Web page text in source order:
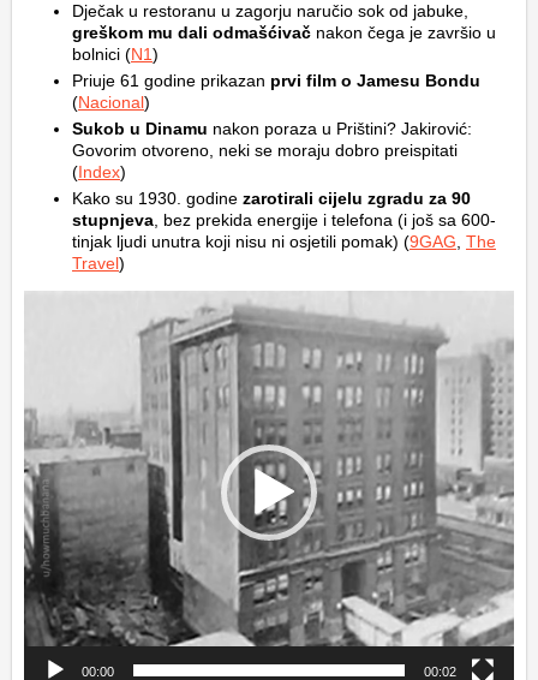
Dječak u restoranu u zagorju naručio sok od jabuke,
greškom mu dali odmašćivač nakon čega je završio u
bolnici (N1)
Priuje 61 godine prikazan prvi film o Jamesu Bondu
(Nacional)
Sukob u Dinamu nakon poraza u Prištini? Jakirović:
Govorim otvoreno, neki se moraju dobro preispitati
(Index)
Kako su 1930. godine zarotirali cijelu zgradu za 90
stupnjeva, bez prekida energije i telefona (i još sa 600-
tinjak ljudi unutra koji nisu ni osjetili pomak) (9GAG, The
Travel)
00:00 00:02